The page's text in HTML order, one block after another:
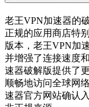
老王VPN加速器的
正规的应用商店特
版本，老王VPN加
并增强了连接速度
速器破解版提供了
顺畅地访问全球网
速器官方网站确认